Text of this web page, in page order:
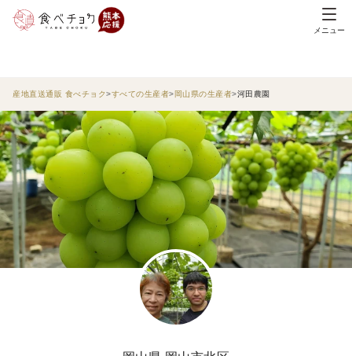
メニュー
産地直送通販 食べチョク すべての生産者 岡山県の生産者 河田農園